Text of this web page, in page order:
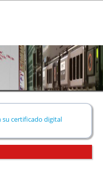
su certificado digital